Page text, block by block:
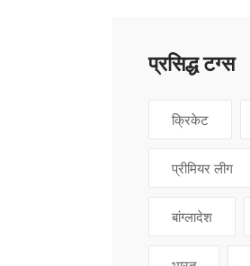
प्रसिद्ध टग्स
क्रिकेट
प्रीमियर लीग
बांग्लादेश